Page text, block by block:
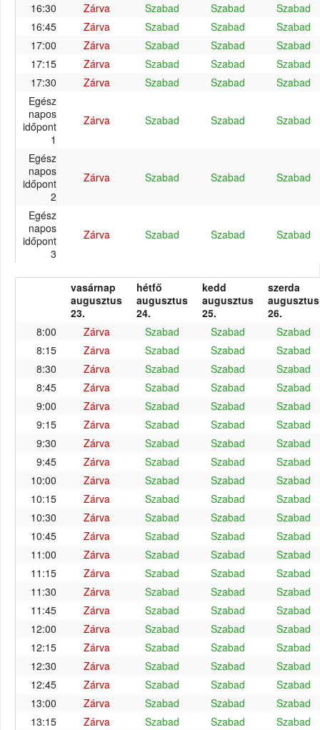
16:30 Zárva Szabad Szabad
Szabad
16:45
Zárva Szabad Szabad
Szabad
17:00
Zárva Szabad Szabad
Szabad
17:15
Zárva Szabad Szabad
Szabad
17:30
Zárva Szabad Szabad
Szabad
Egész
napos
időpont
1
Zárva Szabad Szabad Szabad
Egész
napos
időpont
2
Zárva Szabad Szabad Szabad
Egész
napos
időpont
3
Zárva Szabad Szabad Szabad
vasárnap
augusztus
23.
hétfő
augusztus
24.
kedd
augusztus
25.
szerda
augusztus
26.
8:00
Zárva Szabad Szabad
Szabad
8:15
Zárva Szabad Szabad
Szabad
8:30
Zárva Szabad Szabad
Szabad
8:45
Zárva Szabad Szabad
Szabad
9:00
Zárva Szabad Szabad
Szabad
9:15
Zárva Szabad Szabad
Szabad
9:30
Zárva Szabad Szabad
Szabad
9:45
Zárva Szabad Szabad
Szabad
10:00
Zárva Szabad Szabad
Szabad
10:15
Zárva Szabad Szabad
Szabad
10:30
Zárva Szabad Szabad
Szabad
10:45
Zárva Szabad Szabad
Szabad
11:00
Zárva Szabad Szabad
Szabad
11:15
Zárva Szabad Szabad
Szabad
11:30
Zárva Szabad Szabad
Szabad
11:45
Zárva Szabad Szabad
Szabad
12:00
Zárva Szabad Szabad
Szabad
12:15
Zárva Szabad Szabad
Szabad
12:30
Zárva Szabad Szabad
Szabad
12:45
Zárva Szabad Szabad
Szabad
13:00
Zárva Szabad Szabad
Szabad
13:15
Zárva Szabad Szabad
Szabad